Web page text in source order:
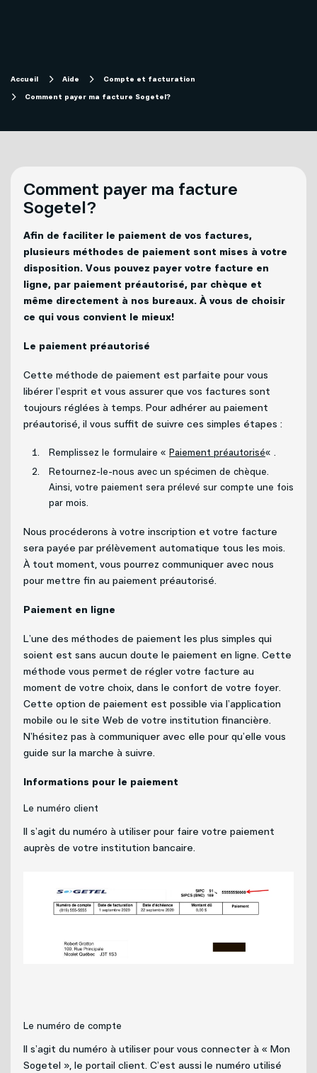
Forfaits télévision SOFI
Projets de fibre optique
Compte et facturation
Soutien technique
Télévision
Téléphonie
Mobilité
Capsules vidéos
Affaires
Mon Sogetel
Projets cellulaires
Politique de bénévolat
Carrières
Nous joindre
Accueil Aide
Compte et facturation
Comment payer ma facture Sogetel?
Comment payer ma facture
Sogetel?
Afin de faciliter le paiement de vos factures,
plusieurs méthodes de paiement sont mises à votre
disposition. Vous pouvez payer votre facture en
ligne, par paiement préautorisé, par chèque et
même directement à nos bureaux. À vous de choisir
ce qui vous convient le mieux!
Le paiement préautorisé
Cette méthode de paiement est parfaite pour vous
libérer l’esprit et vous assurer que vos factures sont
toujours réglées à temps. Pour adhérer au paiement
préautorisé, il vous suffit de suivre ces simples étapes :
Remplissez le formulaire « Paiement préautorisé« .
Retournez-le-nous avec un spécimen de chèque.
Ainsi, votre paiement sera prélevé sur compte une fois
par mois.
Nous procéderons à votre inscription et votre facture
sera payée par prélèvement automatique tous les mois.
À tout moment, vous pourrez communiquer avec nous
pour mettre fin au paiement préautorisé.
Paiement en ligne
L’une des méthodes de paiement les plus simples qui
soient est sans aucun doute le paiement en ligne. Cette
méthode vous permet de régler votre facture au
moment de votre choix, dans le confort de votre foyer.
Cette option de paiement est possible via l’application
mobile ou le site Web de votre institution financière.
N’hésitez pas à communiquer avec elle pour qu’elle vous
guide sur la marche à suivre.
Informations pour le paiement
Le numéro client
Il s’agit du numéro à utiliser pour faire votre paiement
auprès de votre institution bancaire.
Le numéro de compte
Il s’agit du numéro à utiliser pour vous connecter à « Mon
Sogetel », le portail client. C’est aussi le numéro utilisé